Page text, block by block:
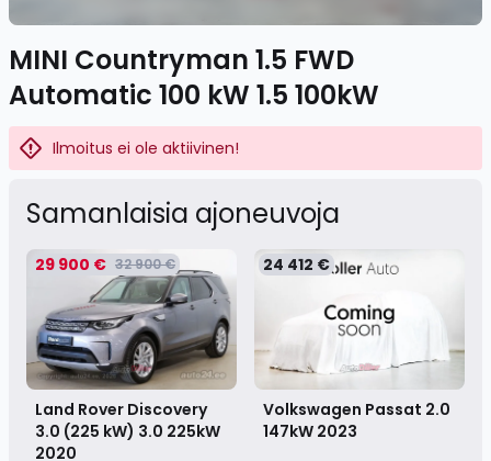
MINI Countryman 1.5 FWD
Automatic 100 kW 1.5 100kW
Ilmoitus ei ole aktiivinen!
Samanlaisia ​​ajoneuvoja
29 900 € 32 900 €
Land Rover Discovery
3.0 (225 kW) 3.0 225kW
2020
24 412 €
Volkswagen Passat 2.0
147kW 2023